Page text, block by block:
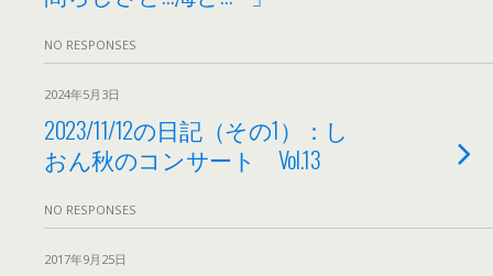
NO RESPONSES
2024年5月3日
2023/11/12の日記（その1）：し
おん秋のコンサート Vol.13
NO RESPONSES
2017年9月25日